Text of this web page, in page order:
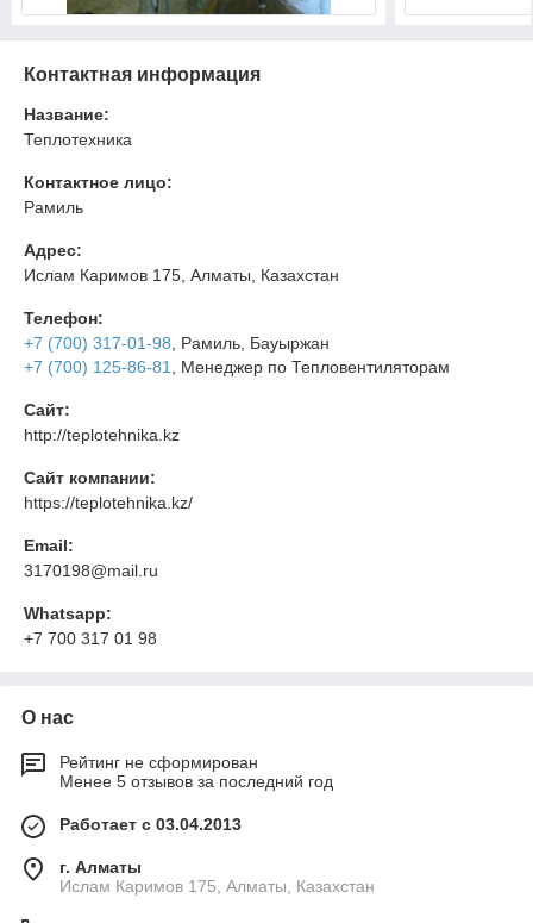
Контактная информация
Название:
Теплотехника
Контактное лицо:
Рамиль
Адрес:
Ислам Каримов 175, Алматы, Казахстан
Телефон:
+7 (700) 317-01-98 , Рамиль, Бауыржан
+7 (700) 125-86-81
, Менеджер по Тепловентиляторам
Сайт:
http://teplotehnika.kz
Сайт компании:
https://teplotehnika.kz/
Email:
3170198@mail.ru
Whatsapp:
+7 700 317 01 98
О нас
Рейтинг не сформирован
Менее 5 отзывов за последний год
Работает с 03.04.2013
г. Алматы
Ислам Каримов 175, Алматы, Казахстан